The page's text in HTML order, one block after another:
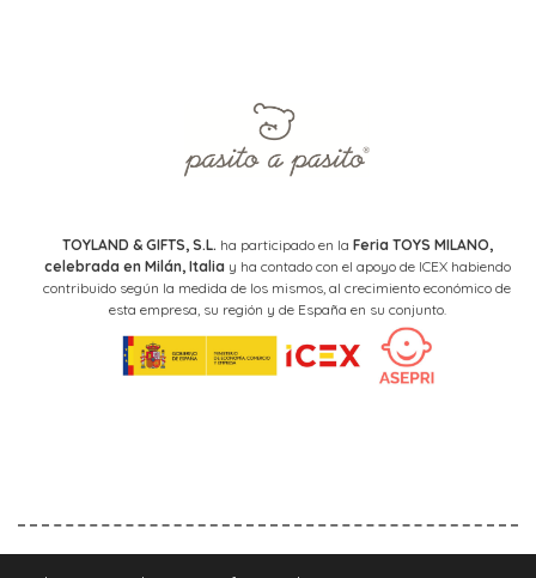
TOYLAND & GIFTS, S.L. ha participado en la Feria TOYS MILANO,
celebrada en Milán, Italiay ha contado con el apoyo de ICEX habiendo
contribuido según la medida de los mismos, al crecimiento económico de
esta empresa, su región y de España en su conjunto.